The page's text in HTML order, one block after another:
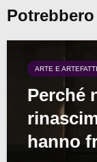
ARTE E ARTEFATTI
Perché
hanno